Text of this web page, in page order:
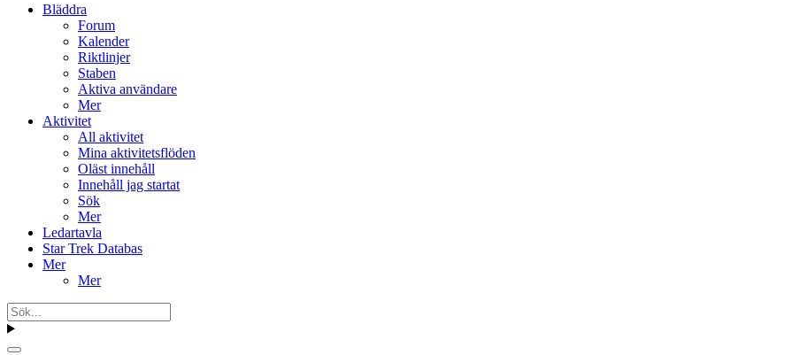
Bläddra
Forum
Kalender
Riktlinjer
Staben
Aktiva användare
Mer
Aktivitet
All aktivitet
Mina aktivitetsflöden
Oläst innehåll
Innehåll jag startat
Sök
Mer
Ledartavla
Star Trek Databas
Mer
Mer